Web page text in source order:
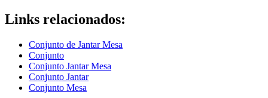
Links relacionados:
Conjunto de Jantar Mesa
Conjunto
Conjunto Jantar Mesa
Conjunto Jantar
Conjunto Mesa